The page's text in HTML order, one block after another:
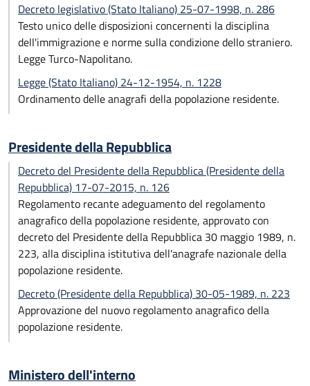
Decreto legislativo (Stato Italiano) 25-07-1998, n. 286
Testo unico delle disposizioni concernenti la disciplina
dell'immigrazione e norme sulla condizione dello straniero.
Legge Turco-Napolitano.
Legge (Stato Italiano) 24-12-1954, n. 1228
Ordinamento delle anagrafi della popolazione residente.
Presidente della Repubblica
Decreto del Presidente della Repubblica (Presidente della
Repubblica) 17-07-2015, n. 126
Regolamento recante adeguamento del regolamento
anagrafico della popolazione residente, approvato con
decreto del Presidente della Repubblica 30 maggio 1989, n.
223, alla disciplina istitutiva dell'anagrafe nazionale della
popolazione residente.
Decreto (Presidente della Repubblica) 30-05-1989, n. 223
Approvazione del nuovo regolamento anagrafico della
popolazione residente.
Ministero dell'interno